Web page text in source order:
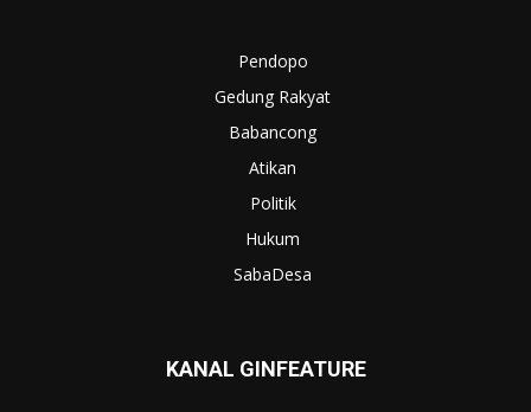
Pendopo
Gedung Rakyat
Babancong
Atikan
Politik
Hukum
SabaDesa
KANAL GINFEATURE